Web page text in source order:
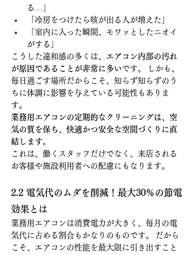
る…」
「冷房をつけたら咳が出る人が増えた」
「室内に入った瞬間、モワッとしたニオイ
がする」
こうした違和感の多くは、 エアコン内部の汚れ
が原因であることが非常に多いです。 しかも、
毎日過ごす場所だからこそ、知らず知らずのう
ちに体調に影響を与えている可能性もありま
す。
業務用エアコンの定期的なクリーニングは、空
気の質を保ち、快適かつ安全な空間づくりに直
結します。
これは、働くスタッフだけでなく、来店される
お客様や施設利用者への配慮にもなります。
2.2 電気代のムダを削減！最大30％の節電
効果とは
業務用エアコンは消費電力が大きく、毎月の電
気代に占める割合もかなりのものです。 だから
こそ、エアコンの性能を最大限に引き出すこと